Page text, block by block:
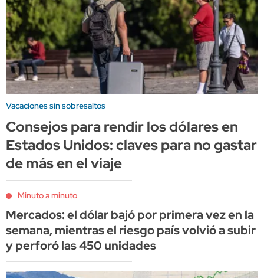
Vacaciones sin sobresaltos
Consejos para rendir los dólares en
Estados Unidos: claves para no gastar
de más en el viaje
Minuto a minuto
Mercados: el dólar bajó por primera vez en la
semana, mientras el riesgo país volvió a subir
y perforó las 450 unidades